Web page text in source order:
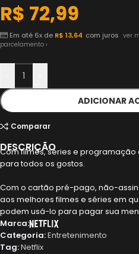
R$ 72,99
Em até 6x de R$ 13,64 com juros ver
parcelamento ›
ADICIONAR
Comparar
DESCRIÇÃO
Com filmes, séries e programação
para todos os gostos.
Com o cartão pré-pago, não-
aos melhores filmes e séries em
podem usá-lo para pagar sua
Marca:
Categoria:Entretenimento
Tag:Netflix